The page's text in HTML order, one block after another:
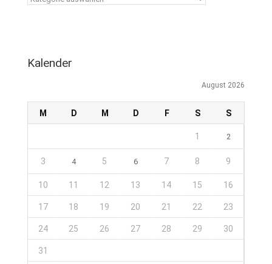
Kalender
August 2026
M D M D F S S
1 2
3 4 5 6 7 8 9
10 11 12 13 14 15 16
17 18 19 20 21 22 23
24 25 26 27 28 29 30
31